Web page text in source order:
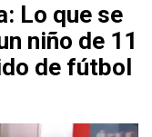
Lo que se
niño de 11
de fútbol